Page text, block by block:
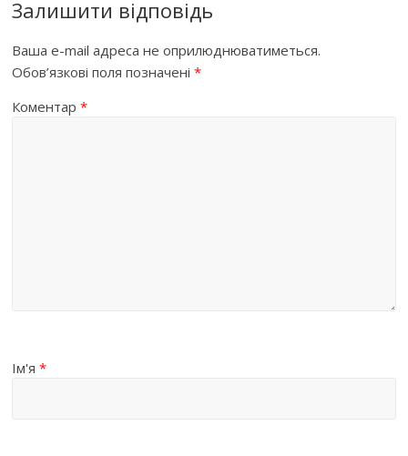
Залишити відповідь
Ваша e-mail адреса не оприлюднюватиметься.
Обов’язкові поля позначені*
Коментар*
Ім'я*